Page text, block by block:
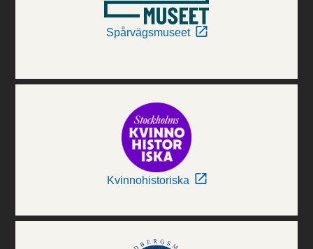
Spårvägsmuseet
Kvinnohistoriska